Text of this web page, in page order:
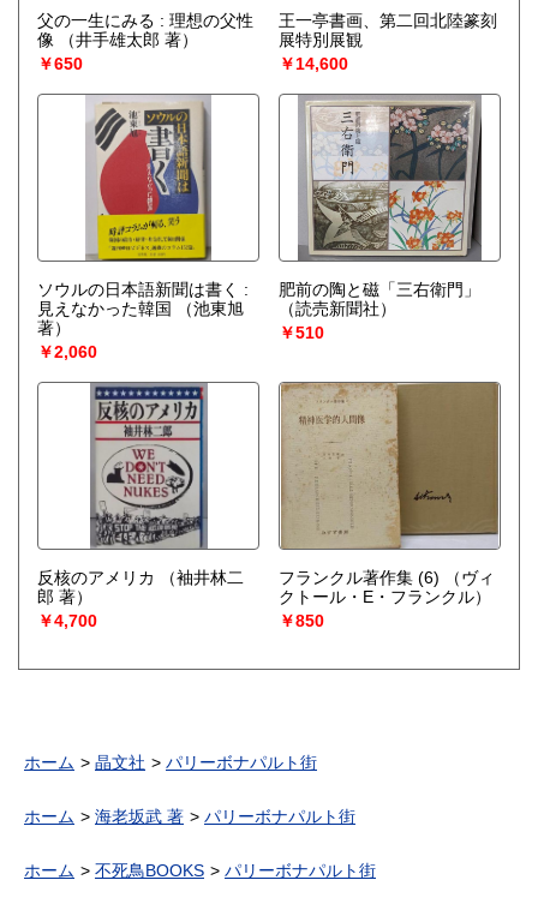
父の一生にみる : 理想の父性
像
（井手雄太郎 著）
￥650
王一亭書画、第二回北陸篆刻
展特別展観
￥14,600
ソウルの日本語新聞は書く :
見えなかった韓国
（池東旭
著）
￥2,060
肥前の陶と磁「三右衛門」
（読売新聞社）
￥510
反核のアメリカ
（袖井林二
郎 著）
￥4,700
フランクル著作集 (6)
（ヴィ
クトール・E・フランクル）
￥850
ホーム 晶文社 パリーボナパルト街
ホーム 海老坂武 著 パリーボナパルト街
ホーム 不死鳥BOOKS パリーボナパルト街